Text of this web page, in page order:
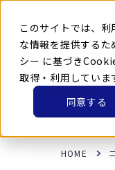
このサイトでは、
な情報を提供するた
シー に基づき
取得・利用していま
同意する
本
お知らせ
HOME